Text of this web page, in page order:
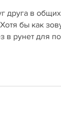
в
бы как
в рунет для